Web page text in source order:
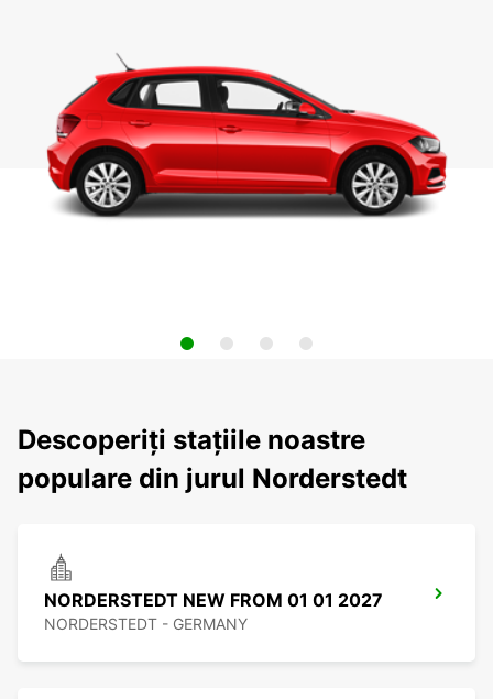
Descoperiți stațiile noastre
populare din jurul Norderstedt
NORDERSTEDT NEW FROM 01 01 2027
NORDERSTEDT - GERMANY